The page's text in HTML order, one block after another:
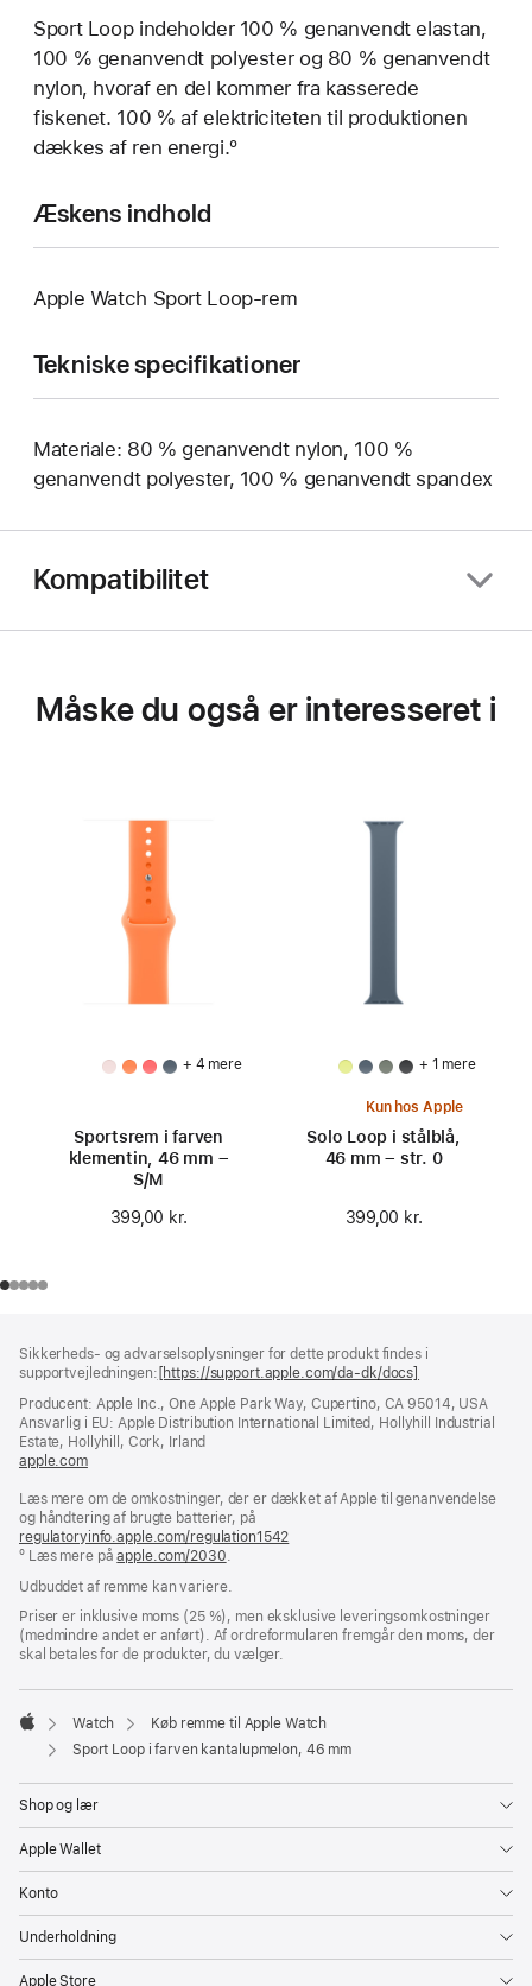
Sport Loop indeholder 100 % genanvendt elastan,
100 % genanvendt polyester og 80 % genanvendt
nylon, hvoraf en del kommer fra kasserede
fiskenet. 100 % af elektriciteten til produktionen
dækkes af ren energi.º
Æskens indhold
Apple Watch Sport Loop-rem
Tekniske specifikationer
Materiale: 80 % genanvendt nylon, 100 %
genanvendt polyester, 100 % genanvendt spandex
Kompatibilitet
Måske du også er interesseret i
+ 4 mere
Sportsrem i farven
klementin, 46 mm –
S/M
399,00 kr.
+ 1 mere
Kun hos Apple
Solo Loop i stålblå,
46 mm – str. 0
399,00 kr.
Sikkerheds- og advarselsoplysninger for dette produkt findes i
supportvejledningen: [https://support.apple.com/da-dk/docs]
et
nyt
Producent: Apple Inc., One Apple Park Way, Cupertino, CA 95014, USA
Ansvarlig i EU: Apple Distribution International Limited, Hollyhill Industrial
Estate, Hollyhill, Cork, Irland
apple.com(åbner
et
nyt
vindue)
Læs mere om de omkostninger, der er dækket af Apple til genanvendelse
og håndtering af brugte batterier, på
regulatoryinfo.apple.com/regulation1542
vindue)
º Læs mere påapple.com/2030.
Udbuddet af remme kan variere.
Priser er inklusive moms (25 %), men eksklusive leveringsomkostninger
(medmindre andet er anført). Af ordreformularen fremgår den moms, der
skal betales for de produkter, du vælger.
Apple
Watch
Køb remme til Apple Watch
Sport Loop i farven kantalupmelon, 46 mm
Shop og lær
Apple Wallet
Konto
Underholdning
Apple Store